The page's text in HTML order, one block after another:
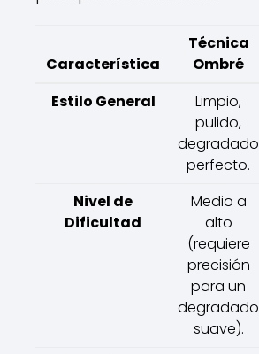
Característica
Técnica
Ombré
Estilo General
Limpio,
pulido,
degradado
perfecto.
Nivel de
Dificultad
Medio a
alto
(requiere
precisión
para un
degradado
suave).